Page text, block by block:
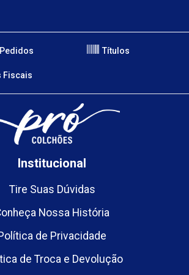
Títulos
Fiscais
Institucional
Tire Suas Dúvidas
Nossa História
de Privacidade
de Troca e Devolução